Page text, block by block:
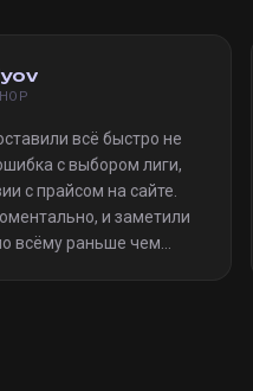
всё быстро не
с выбором лиги,
с прайсом на сайте.
и заметили
всёму раньше чем